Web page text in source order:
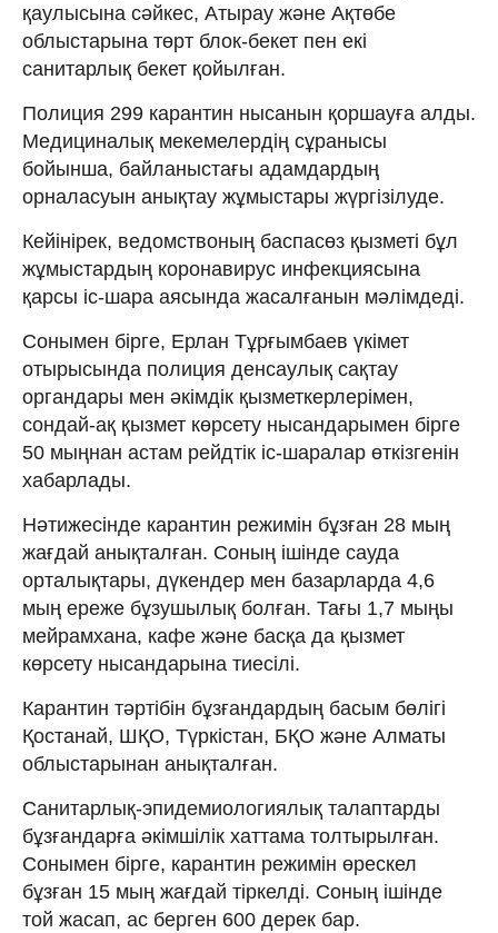
қаулысына сәйкес, Атырау және Ақтөбе
облыстарына төрт блок-бекет пен екі
санитарлық бекет қойылған.
Полиция 299 карантин нысанын қоршауға алды.
Медициналық мекемелердің сұранысы
бойынша, байланыстағы адамдардың
орналасуын анықтау жұмыстары жүргізілуде.
Кейінірек, ведомствоның баспасөз қызметі бұл
жұмыстардың коронавирус инфекциясына
қарсы іс-шара аясында жасалғанын мәлімдеді.
Сонымен бірге, Ерлан Тұрғымбаев үкімет
отырысында полиция денсаулық сақтау
органдары мен әкімдік қызметкерлерімен,
сондай-ақ қызмет көрсету нысандарымен бірге
50 мыңнан астам рейдтік іс-шаралар өткізгенін
хабарлады.
Нәтижесінде карантин режимін бұзған 28 мың
жағдай анықталған. Соның ішінде сауда
орталықтары, дүкендер мен базарларда 4,6
мың ереже бұзушылық болған. Тағы 1,7 мыңы
мейрамхана, кафе және басқа да қызмет
көрсету нысандарына тиесілі.
Карантин тәртібін бұзғандардың басым бөлігі
Қостанай, ШҚО, Түркістан, БҚО және Алматы
облыстарынан анықталған.
Санитарлық-эпидемиологиялық талаптарды
бұзғандарға әкімшілік хаттама толтырылған.
Сонымен бірге, карантин режимін өрескел
бұзған 15 мың жағдай тіркелді. Соның ішінде
той жасап, ас берген 600 дерек бар.